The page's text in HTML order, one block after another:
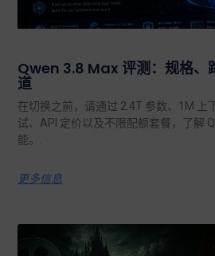
Qwen 3.8 Max 评测：规格、
道
在切换之前，请通过 2.4T 参数、1M 上
试、API 定价以及不限配额套餐，了解
能。.
更多信息